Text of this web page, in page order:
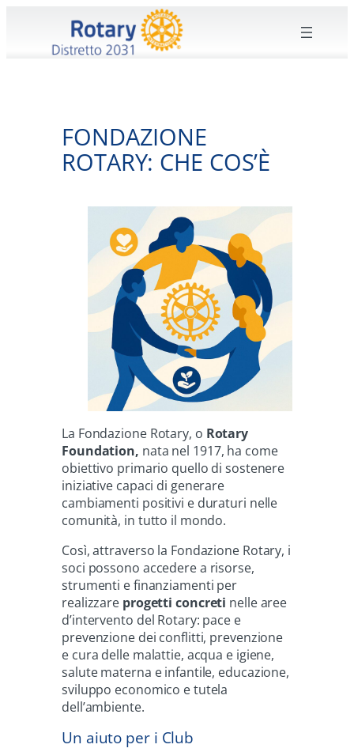
contenuto
FONDAZIONE
ROTARY: CHE COS’È
La Fondazione Rotary, o Rotary
Foundation, nata nel 1917, ha come
obiettivo primario quello di sostenere
iniziative capaci di generare
cambiamenti positivi e duraturi nelle
comunità, in tutto il mondo.
Così, attraverso la Fondazione Rotary, i
soci possono accedere a risorse,
strumenti e finanziamenti per
realizzare progetti concreti nelle aree
d’intervento del Rotary: pace e
prevenzione dei conflitti, prevenzione
e cura delle malattie, acqua e igiene,
salute materna e infantile, educazione,
sviluppo economico e tutela
dell’ambiente.
Un aiuto per i Club